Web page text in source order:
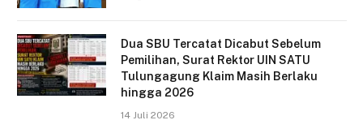
Dua SBU Tercatat Dicabut Sebelum
Pemilihan, Surat Rektor UIN SATU
Tulungagung Klaim Masih Berlaku
hingga 2026
14 Juli 2026